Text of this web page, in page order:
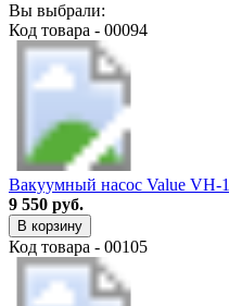
Вы выбрали:
Код товара - 00094
Вакуумный насос Value VH-
9 550 руб.
В корзину
Код товара - 00105